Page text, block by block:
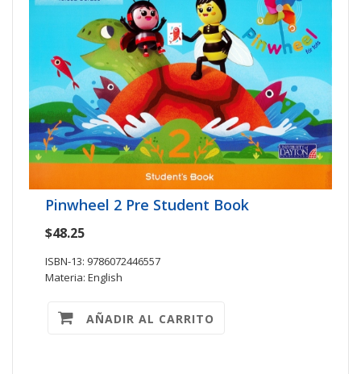
Pinwheel 2 Pre Student Book
$48.25
ISBN-13: 9786072446557
Materia: English
AÑADIR AL CARRITO